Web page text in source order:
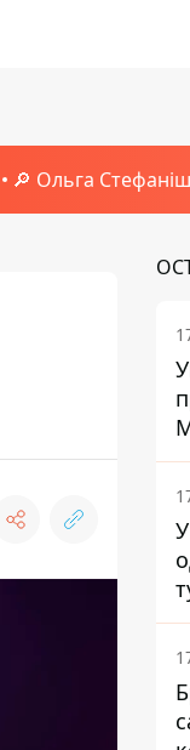
🔎 Ольга
-